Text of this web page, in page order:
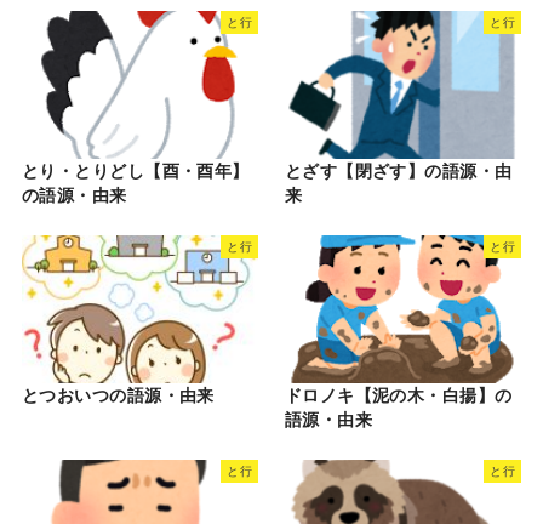
と行
とり・とりどし【酉・酉年】
の語源・由来
と行
とざす【閉ざす】の語源・由
来
と行
とつおいつの語源・由来
と行
ドロノキ【泥の木・白揚】の
語源・由来
と行 と行